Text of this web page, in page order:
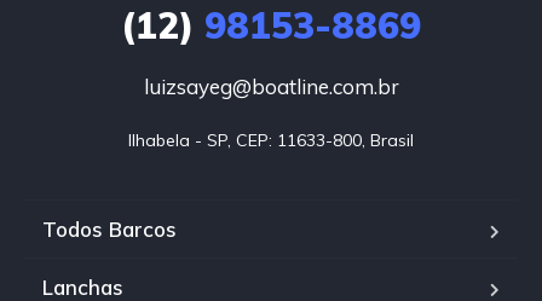
(12) 98153-8869
luizsayeg@boatline.com.br
Ilhabela - SP, CEP: 11633-800, Brasil
Todos Barcos
Lanchas